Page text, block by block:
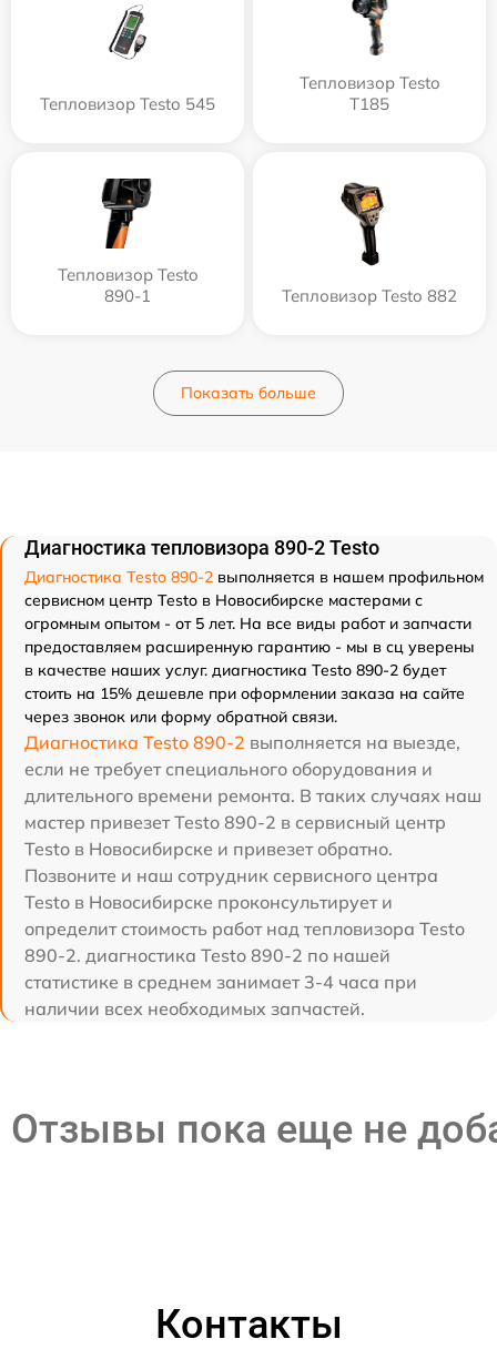
Тепловизор Testo 545
Тепловизор Testo
T185
Тепловизор Testo
890-1
Тепловизор Testo 882
Показать больше
Диагностика тепловизора 890-2 Testo
Диагностика Testo 890-2 выполняется в нашем профильном
сервисном центр Testo в Новосибирске мастерами с
огромным опытом - от 5 лет. На все виды работ и запчасти
предоставляем расширенную гарантию - мы в сц уверены
в качестве наших услуг. диагностика Testo 890-2 будет
стоить на 15% дешевле при оформлении заказа на сайте
через звонок или форму обратной связи.
Диагностика Testo 890-2 выполняется на выезде,
если не требует специального оборудования и
длительного времени ремонта. В таких случаях наш
мастер привезет Testo 890-2 в сервисный центр
Testo в Новосибирске и привезет обратно.
Позвоните и наш сотрудник сервисного центра
Testo в Новосибирске проконсультирует и
определит стоимость работ над тепловизора Testo
890-2. диагностика Testo 890-2 по нашей
статистике в среднем занимает 3-4 часа при
наличии всех необходимых запчастей.
Отзывы пока еще не
Контакты